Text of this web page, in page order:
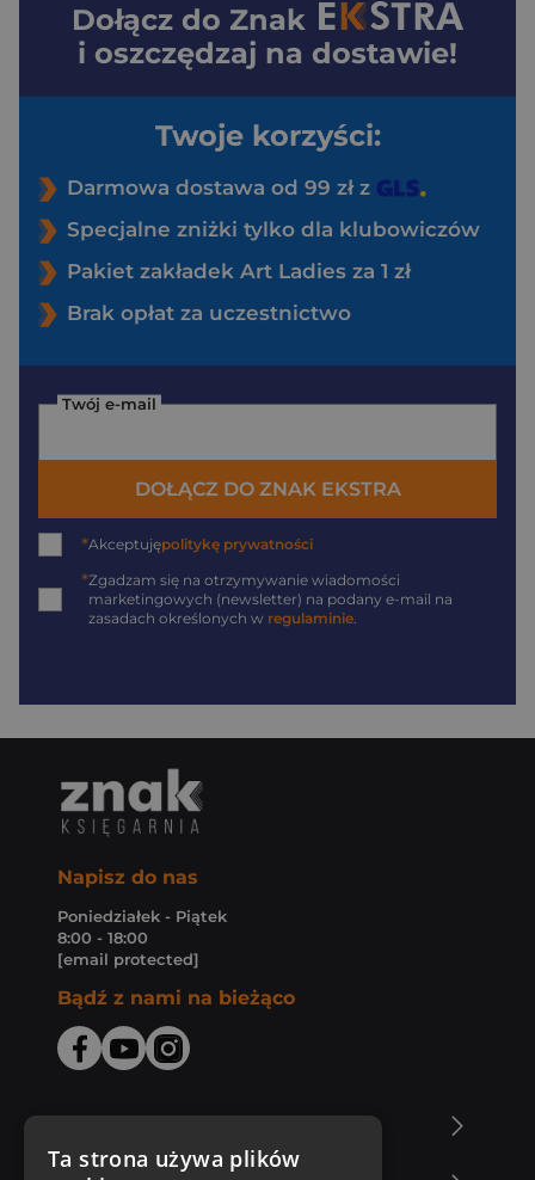
Dołącz do Znak
i oszczędzaj na dostawie!
Twoje korzyści:
Darmowa dostawa od 99 zł z
Specjalne zniżki tylko dla klubowiczów
Pakiet zakładek Art Ladies za 1 zł
Brak opłat za uczestnictwo
Twój e-mail
DOŁĄCZ DO ZNAK EKSTRA
*Akceptujępolitykę prywatności
*Zgadzam się na otrzymywanie wiadomości
marketingowych (newsletter) na podany e-mail na
zasadach określonych w regulaminie
Napisz do nas
Poniedziałek - Piątek
8:00 - 18:00
[email protected]
Bądź z nami na bieżąco
Ta strona używa plików